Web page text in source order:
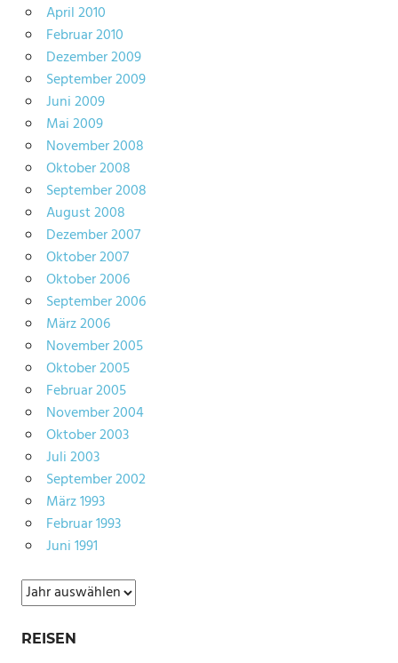
April 2010
Februar 2010
Dezember 2009
September 2009
Juni 2009
Mai 2009
November 2008
Oktober 2008
September 2008
August 2008
Dezember 2007
Oktober 2007
Oktober 2006
September 2006
März 2006
November 2005
Oktober 2005
Februar 2005
November 2004
Oktober 2003
Juli 2003
September 2002
März 1993
Februar 1993
Juni 1991
Archiv
REISEN